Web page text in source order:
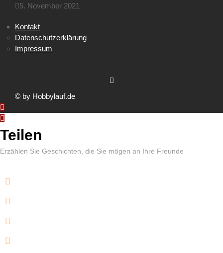
5. November 2021
Kontakt
Datenschutzerklärung
Impressum
© by Hobbylauf.de
Teilen
Erzählen Sie Geschichten, die Sie mögen an Ihre Freunde